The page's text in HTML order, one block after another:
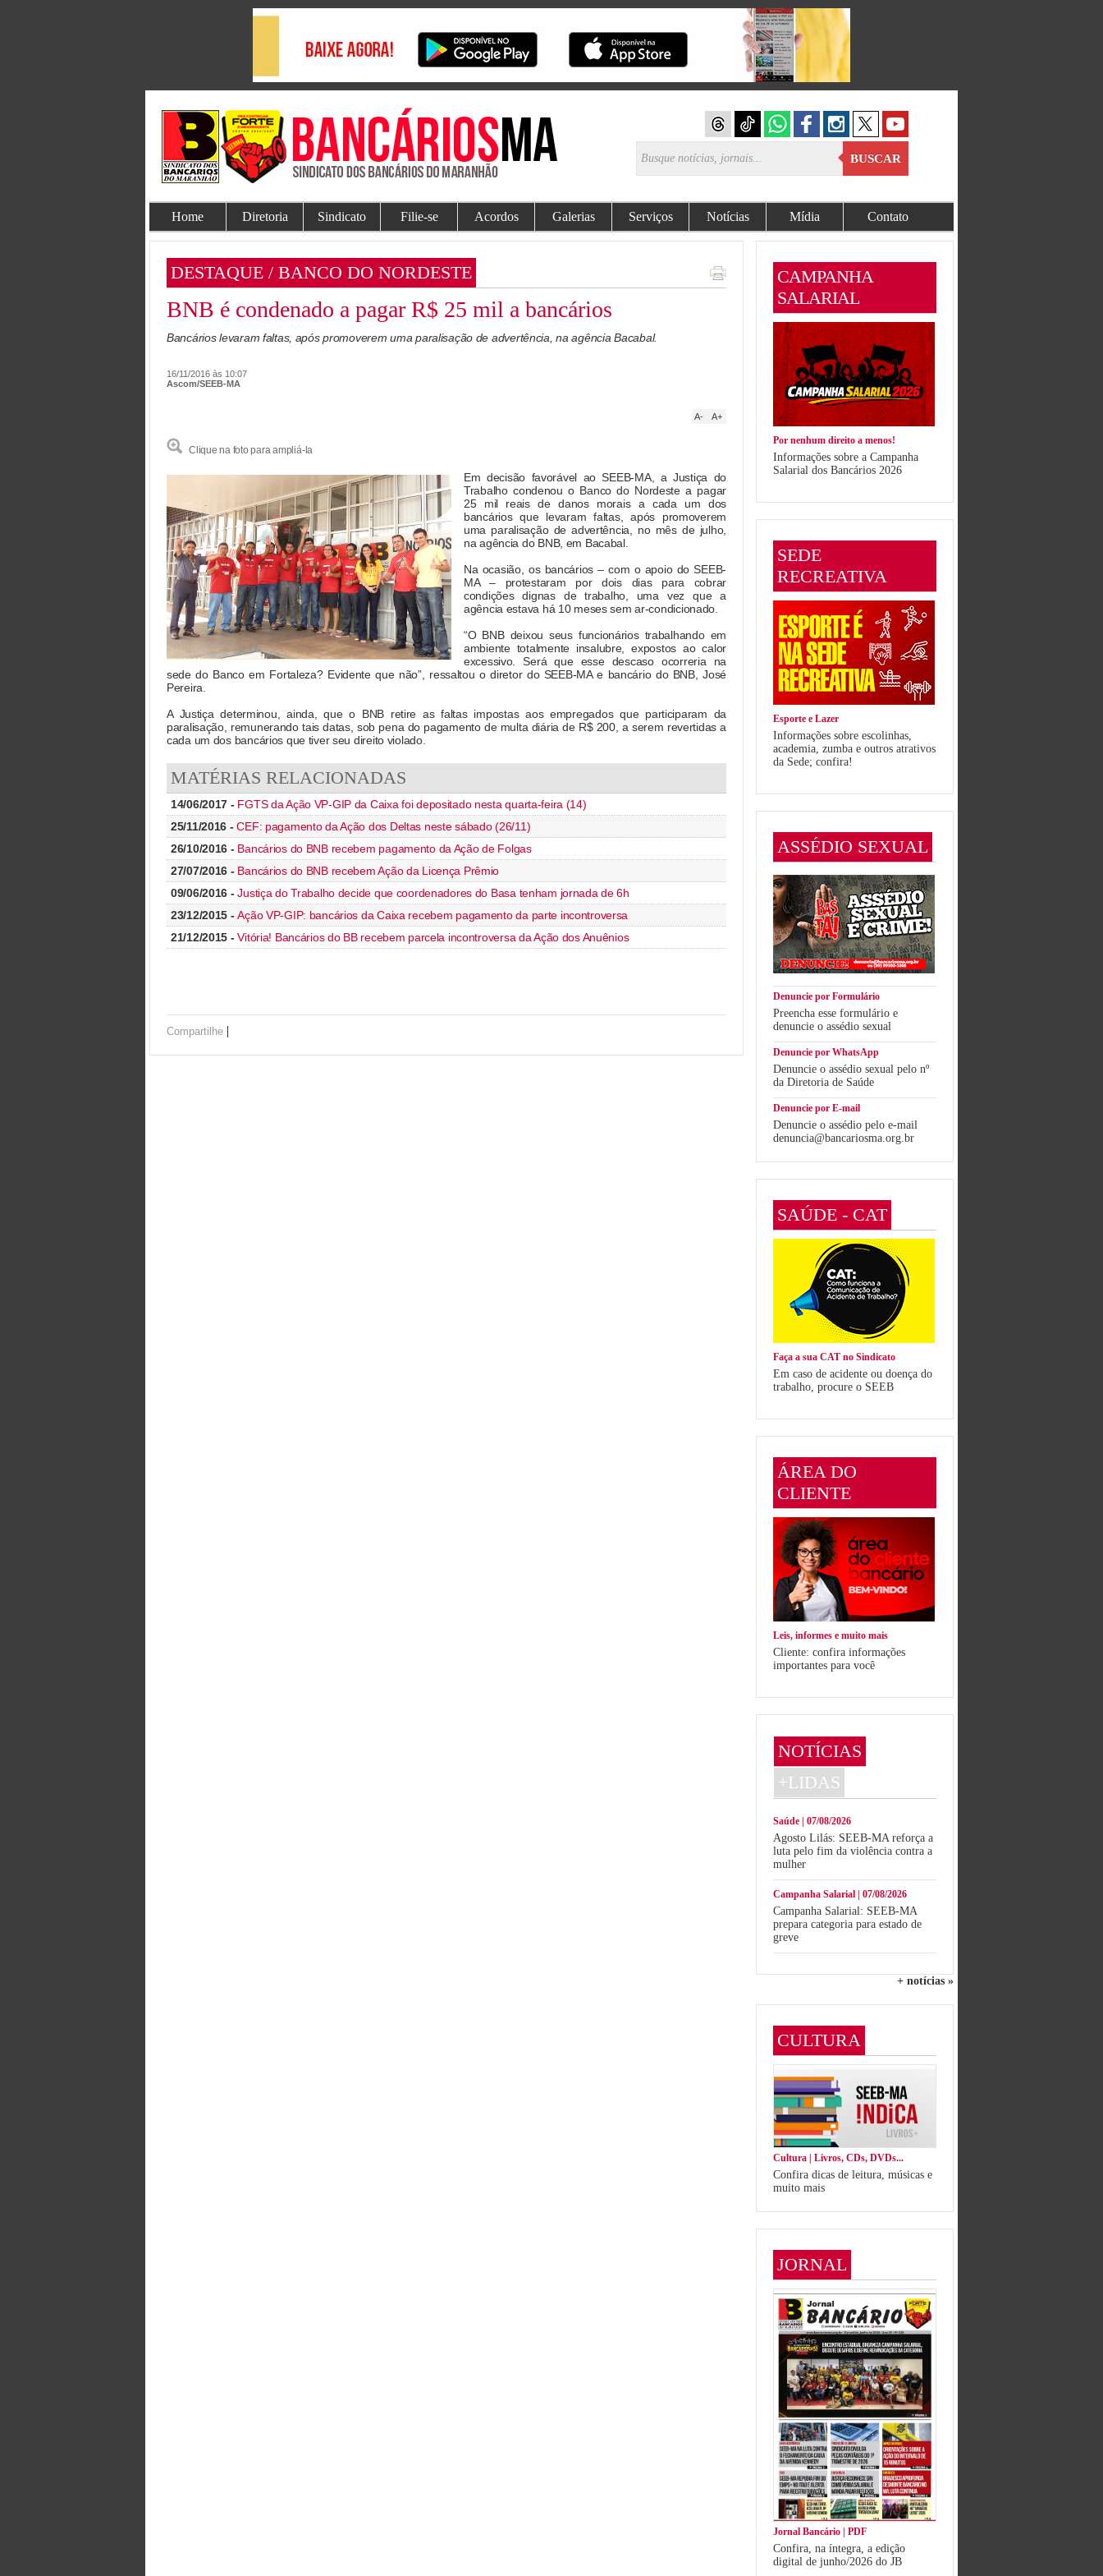
BUSCAR
Home Diretoria Sindicato Filie-se Acordos Galerias Serviços Notícias Mídia Contato
DESTAQUE / BANCO DO NORDESTE
BNB é condenado a pagar R$ 25 mil a bancários
Bancários levaram faltas, após promoverem uma paralisação de advertência, na agência Bacabal.
16/11/2016 às 10:07
Ascom/SEEB-MA
A+
A-
Clique na foto para ampliá-la
Em decisão favorável ao SEEB-MA, a Justiça do
Trabalho condenou o Banco do Nordeste a pagar
25 mil reais de danos morais a cada um dos
bancários que levaram faltas, após promoverem
uma paralisação de advertência, no mês de julho,
na agência do BNB, em Bacabal.
Na ocasião, os bancários – com o apoio do SEEB-
MA – protestaram por dois dias para cobrar
condições dignas de trabalho, uma vez que a
agência estava há 10 meses sem ar-condicionado.
“O BNB deixou seus funcionários trabalhando em
ambiente totalmente insalubre, expostos ao calor
excessivo. Será que esse descaso ocorreria na
sede do Banco em Fortaleza? Evidente que não”, ressaltou o diretor do SEEB-MA e bancário do BNB, José
Pereira.
A Justiça determinou, ainda, que o BNB retire as faltas impostas aos empregados que participaram da
paralisação, remunerando tais datas, sob pena do pagamento de multa diária de R$ 200, a serem revertidas a
cada um dos bancários que tiver seu direito violado.
MATÉRIAS RELACIONADAS
14/06/2017 - FGTS da Ação VP-GIP da Caixa foi depositado nesta quarta-feira (14)
25/11/2016 -CEF: pagamento da Ação dos Deltas neste sábado (26/11)
26/10/2016 - Bancários do BNB recebem pagamento da Ação de Folgas
27/07/2016 - Bancários do BNB recebem Ação da Licença Prêmio
09/06/2016 -Justiça do Trabalho decide que coordenadores do Basa tenham jornada de 6h
23/12/2015 -Ação VP-GIP: bancários da Caixa recebem pagamento da parte incontroversa
21/12/2015 -Vitória! Bancários do BB recebem parcela incontroversa da Ação dos Anuênios
Compartilhe |
CAMPANHA
SALARIAL
Por nenhum direito a menos!
Informações sobre a Campanha
Salarial dos Bancários 2026
SEDE
RECREATIVA
Esporte e Lazer
Informações sobre escolinhas,
academia, zumba e outros atrativos
da Sede; confira!
ASSÉDIO SEXUAL
Denuncie por Formulário
Preencha esse formulário e
denuncie o assédio sexual
Denuncie por WhatsApp
Denuncie o assédio sexual pelo nº
da Diretoria de Saúde
Denuncie por E-mail
Denuncie o assédio pelo e-mail
denuncia@bancariosma.org.br
SAÚDE - CAT
Faça a sua CAT no Sindicato
Em caso de acidente ou doença do
trabalho, procure o SEEB
ÁREA DO
CLIENTE
Leis, informes e muito mais
Cliente: confira informações
importantes para você
NOTÍCIAS
+LIDAS
Saúde | 07/08/2026
Agosto Lilás: SEEB-MA reforça a
luta pelo fim da violência contra a
mulher
Campanha Salarial | 07/08/2026
Campanha Salarial: SEEB-MA
prepara categoria para estado de
greve
+ notícias »
CULTURA
Cultura | Livros, CDs, DVDs...
Confira dicas de leitura, músicas e
muito mais
JORNAL
Jornal Bancário | PDF
Confira, na íntegra, a edição
digital de junho/2026 do JB